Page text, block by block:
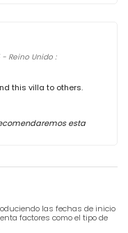
Reino Unido :
this villa to others.
esta
las fechas de inicio
factores como el tipo de